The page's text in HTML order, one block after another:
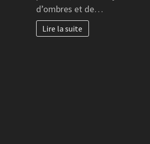
d’ombres et de…
Lire la suite